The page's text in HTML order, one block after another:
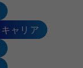
キャリア